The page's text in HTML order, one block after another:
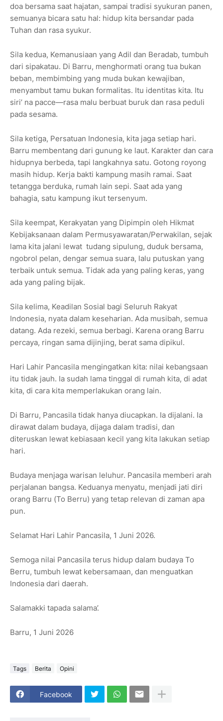
doa bersama saat hajatan, sampai tradisi syukuran panen,
semuanya bicara satu hal: hidup kita bersandar pada
Tuhan dan rasa syukur.
Sila kedua, Kemanusiaan yang Adil dan Beradab, tumbuh
dari sipakatau. Di Barru, menghormati orang tua bukan
beban, membimbing yang muda bukan kewajiban,
menyambut tamu bukan formalitas. Itu identitas kita. Itu
siri’ na pacce—rasa malu berbuat buruk dan rasa peduli
pada sesama.
Sila ketiga, Persatuan Indonesia, kita jaga setiap hari.
Barru membentang dari gunung ke laut. Karakter dan cara
hidupnya berbeda, tapi langkahnya satu. Gotong royong
masih hidup. Kerja bakti kampung masih ramai. Saat
tetangga berduka, rumah lain sepi. Saat ada yang
bahagia, satu kampung ikut tersenyum.
Sila keempat, Kerakyatan yang Dipimpin oleh Hikmat
Kebijaksanaan dalam Permusyawaratan/Perwakilan, sejak
lama kita jalani lewat tudang sipulung, duduk bersama,
ngobrol pelan, dengar semua suara, lalu putuskan yang
terbaik untuk semua. Tidak ada yang paling keras, yang
ada yang paling bijak.
Sila kelima, Keadilan Sosial bagi Seluruh Rakyat
Indonesia, nyata dalam keseharian. Ada musibah, semua
datang. Ada rezeki, semua berbagi. Karena orang Barru
percaya, ringan sama dijinjing, berat sama dipikul.
Hari Lahir Pancasila mengingatkan kita: nilai kebangsaan
itu tidak jauh. Ia sudah lama tinggal di rumah kita, di adat
kita, di cara kita memperlakukan orang lain.
Di Barru, Pancasila tidak hanya diucapkan. Ia dijalani. Ia
dirawat dalam budaya, dijaga dalam tradisi, dan
diteruskan lewat kebiasaan kecil yang kita lakukan setiap
hari.
Budaya menjaga warisan leluhur. Pancasila memberi arah
perjalanan bangsa. Keduanya menyatu, menjadi jati diri
orang Barru (To Berru) yang tetap relevan di zaman apa
pun.
Selamat Hari Lahir Pancasila, 1 Juni 2026.
Semoga nilai Pancasila terus hidup dalam budaya To
Berru, tumbuh lewat kebersamaan, dan menguatkan
Indonesia dari daerah.
Salamakki tapada salama’.
Barru, 1 Juni 2026
Tags Berita Opini
Facebook